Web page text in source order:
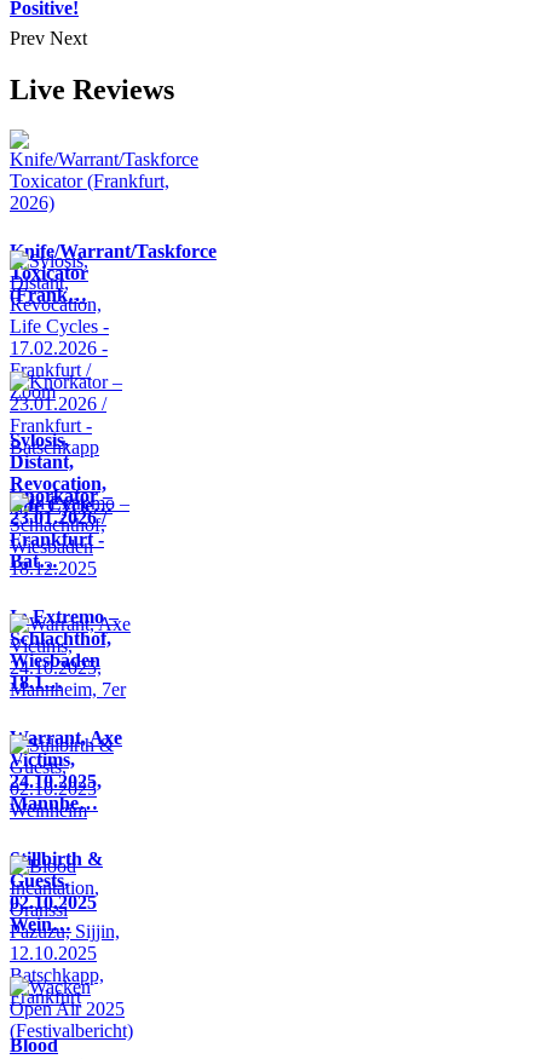
Positive!
Prev Next
Live Reviews
Knife/Warrant/Taskforce
Toxicator
(Frank…
Sylosis,
Distant,
Revocation,
Life Cycle…
Knorkator –
23.01.2026 /
Frankfurt -
Bat…
In Extremo –
Schlachthof,
Wiesbaden
18.1…
Warrant, Axe
Victims,
24.10.2025,
Mannhe…
Stillbirth &
Guests,
02.10.2025
Wein…
Blood